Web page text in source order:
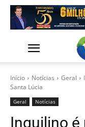
Início Notícias Geral
Santa Lúcia
Geral Notícias
Inquilino